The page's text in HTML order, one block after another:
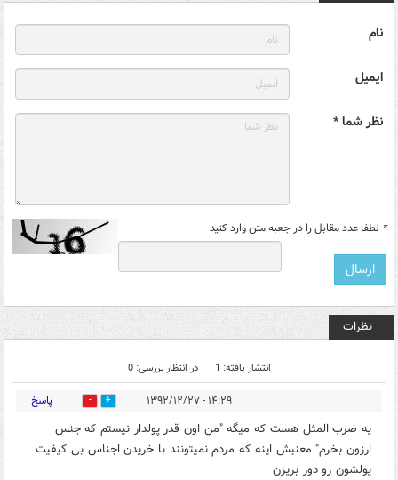
نام
ایمیل
نظر شما *
* لطفا عدد مقابل را در جعبه متن وارد کنید
نظرات
انتشار یافته: 1 در انتظار بررسی: 0
۱۴:۲۹ - ۱۳۹۲/۱۲/۲۷ 0 پاسخ
یه ضرب المثل هست که میگه "من اون قدر پولدار نیستم که جنس
ارزون بخرم" معنیش اینه که مردم نمیتونند با خریدن اجناس بی کیفیت
پولشون رو دور بریزن